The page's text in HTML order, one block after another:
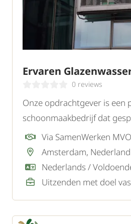
0 reviews
Onze opdrachtgever is een
schoonmaakbedrijf dat
glasbewassing voor
en diverse instellingen in de
versterking van het team
ervaren glazenwasser.
Via SamenWerken MVO
Amsterdam, Nederland
Uitzenden met doel